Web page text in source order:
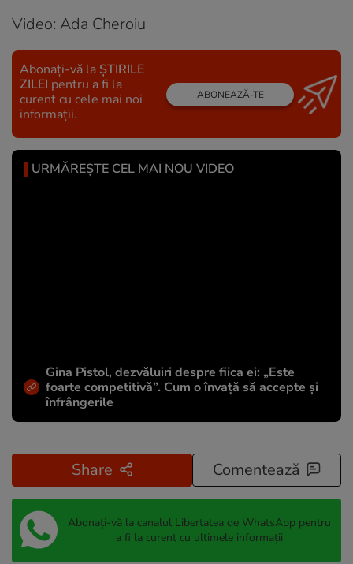
Video: Ada Cheroiu
Abonați-vă la ȘTIRILE
ZILEI pentru a fi la
curent cu cele mai noi
informații.
ABONEAZĂ-TE
URMĂREȘTE CEL MAI NOU VIDEO
Gina Pistol, dezvăluiri despre fiica ei: „Este
foarte competitivă”. Cum o învață să accepte și
înfrângerile
Share Comentează
Abonați-vă la canalul Libertatea de WhatsApp pentru
a fi la curent cu ultimele informații